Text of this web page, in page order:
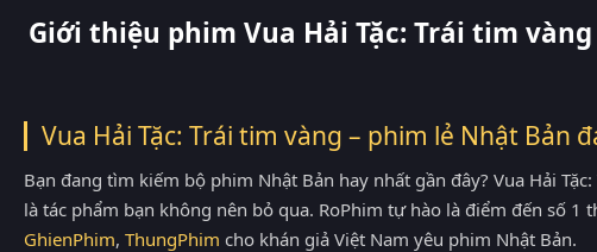
Giới thiệu phim Vua Hải Tặc: Trái tim vàng
Vua Hải Tặc: Trái tim vàng – phim lẻ Nhật Bản
Bạn đang tìm kiếm bộ phim Nhật Bản hay nhất gần đây? Vua Hải
là tác phẩm bạn không nên bỏ qua. RoPhim tự hào là điểm đến số 1
GhienPhim, ThungPhim cho khán giả Việt Nam yêu phim Nhật Bản.